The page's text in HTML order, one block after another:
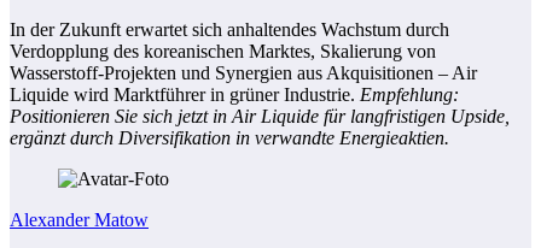
In der Zukunft erwartet sich anhaltendes Wachstum durch
Verdopplung des koreanischen Marktes, Skalierung von
Wasserstoff-Projekten und Synergien aus Akquisitionen – Air
Liquide wird Marktführer in grüner Industrie. Empfehlung:
Positionieren Sie sich jetzt in Air Liquide für langfristigen Upside,
ergänzt durch Diversifikation in verwandte Energieaktien.
Alexander Matow